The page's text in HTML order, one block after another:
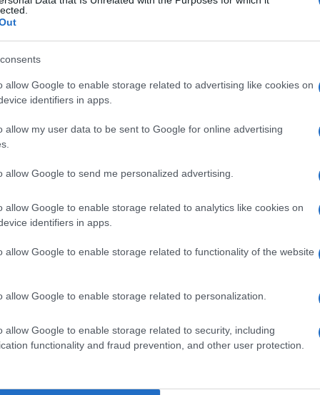
allow Google to enable storage related to advertising like cookies on
identifiers in apps.
allow my user data to be sent to Google for online advertising
allow Google to send me personalized advertising.
allow Google to enable storage related to analytics like cookies on
identifiers in apps.
allow Google to enable storage related to functionality of the website
allow Google to enable storage related to personalization.
allow Google to enable storage related to security, including
functionality and fraud prevention, and other user protection.
la lucha se centra entre FC Barcelona y
puntos, con un Clásico programado para
en Montjüic.
complicado por delante. El
contra el equipo de Ancelotti, deberá
el Espanyol en Cornellà-El Prat,
frente al Athletic Club en el Nuevo
además del choque con los
al Mallorca en casa, viajará a Sevilla para
la liga en el Santiago Bernabéu